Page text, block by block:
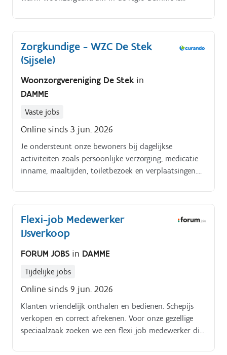
de mobiele ploeg.
Zorgkundige - WZC De Stek
(Sijsele)
Woonzorgvereniging De Stek in
DAMME
Vaste jobs
Online sinds 3 jun. 2026
Je ondersteunt onze bewoners bij dagelijkse
activiteiten zoals persoonlijke verzorging, medicatie
inname, maaltijden, toiletbezoek en verplaatsingen.
hen bij daginvulling en sociale contacten.
Flexi-job Medewerker
IJsverkoop
FORUM JOBS in DAMME
Tijdelijke jobs
Online sinds 9 jun. 2026
Klanten vriendelijk onthalen en bedienen. Schepijs
verkopen en correct afrekenen. Voor onze gezellige
speciaalzaak zoeken we een flexi job medewerker die